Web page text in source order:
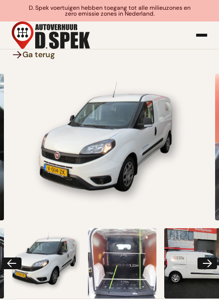
D. Spek voertuigen hebben toegang tot alle milieuzones en
zero emissie zones in Nederland.
Ga terug